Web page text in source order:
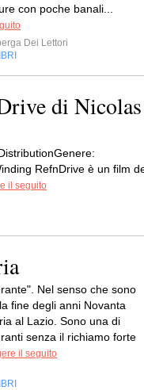
con poche banali...
Dei Lettori
di Nicolas
RefnDrive è un film
il seguito
Nel senso che sono
fine degli anni Novanta
al Lazio. Sono una di
senza il richiamo forte
il seguito